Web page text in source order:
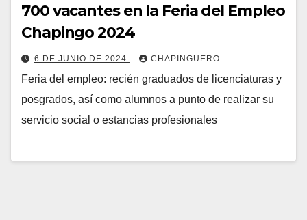
700 vacantes en la Feria del Empleo
Chapingo 2024
6 DE JUNIO DE 2024 CHAPINGUERO
Feria del empleo: recién graduados de licenciaturas y
posgrados, así como alumnos a punto de realizar su
servicio social o estancias profesionales